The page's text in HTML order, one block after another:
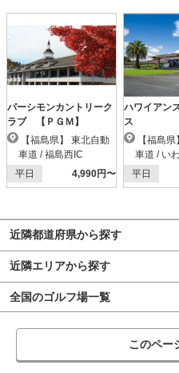
パーシモンカントリーク
ラブ 【ＰＧＭ】
車道 / 福島西IC
平日
4,990円〜
ハワイアン
ス
車道 / い
平日
近隣都道府県から探す
近隣エリアから探す
全国のゴルフ場一覧
このペー